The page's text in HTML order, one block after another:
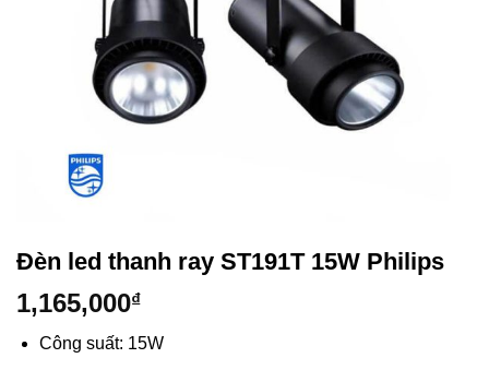
Đèn led thanh ray ST191T 15W Philips
1,165,000₫
Công suất: 15W